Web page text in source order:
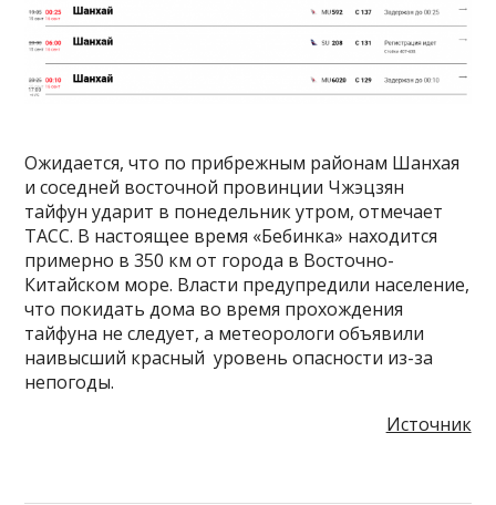
Ожидается, что по прибрежным районам Шанхая
и соседней восточной провинции Чжэцзян
тайфун ударит в понедельник утром, отмечает
ТАСС. В настоящее время «Бебинка» находится
примерно в 350 км от города в Восточно-
Китайском море. Власти предупредили население,
что покидать дома во время прохождения
тайфуна не следует, а метеорологи объявили
наивысший красный уровень опасности из-за
непогоды.
Источник